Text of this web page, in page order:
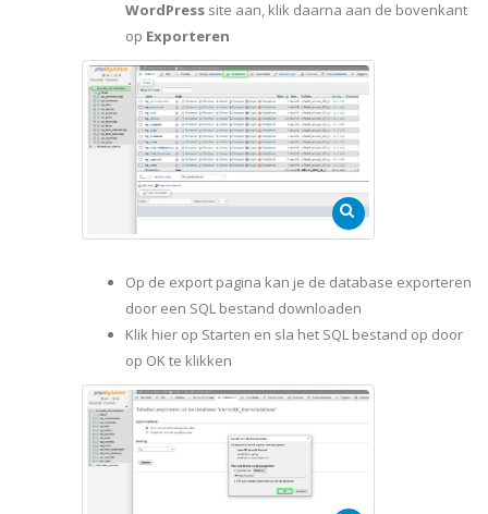
WordPress site aan, klik daarna aan de bovenkant
op Exporteren
Op de export pagina kan je de database exporteren
door een SQL bestand downloaden
Klik hier op Starten en sla het SQL bestand op door
op OK te klikken